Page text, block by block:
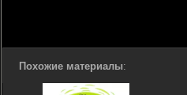
Похожие материалы: